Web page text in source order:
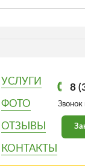
УСЛУГИ
ФОТО
ОТЗЫВЫ
КОНТАКТЫ
8